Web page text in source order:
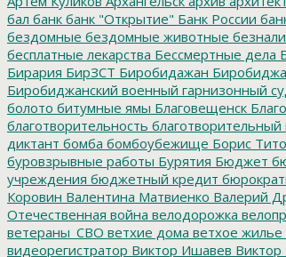
бал банк банк "Открытие" Банк России
бездомные бездомные животные
бесплатные лекарства Бессмертные дела
Бирария БирЗСТ Биробидажан
Биробиджанский военный гарнизонный
болото битумные ямы Благовещенск
благотворительность благотворительный
диктант бомба бомбоубежище Борис
буровзрывные работы Бурятия Бюджет
учреждения бюджетный кредит
Коровин Валентина Матвиенко Валерий
Отечественная война велодорожка
ветераны_СВО ветхие дома ветхое жилье
видеорегистратор Виктор Ишавев